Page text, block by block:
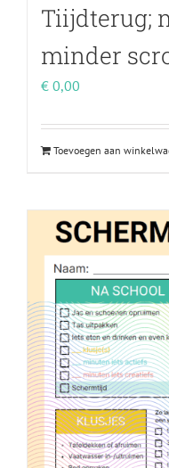
Tiijdterug;
minder
€ 0,00
Toevoegen aan